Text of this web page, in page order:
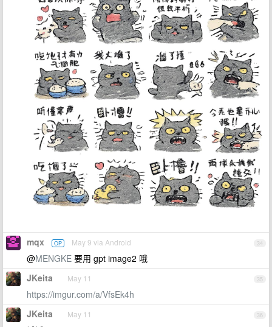
34
mqx OP May 9 via Android
@MENGKE 要用 gpt image2 哦
35
JKeita May 11
https://imgur.com/a/VfsEk4h
36
JKeita May 11